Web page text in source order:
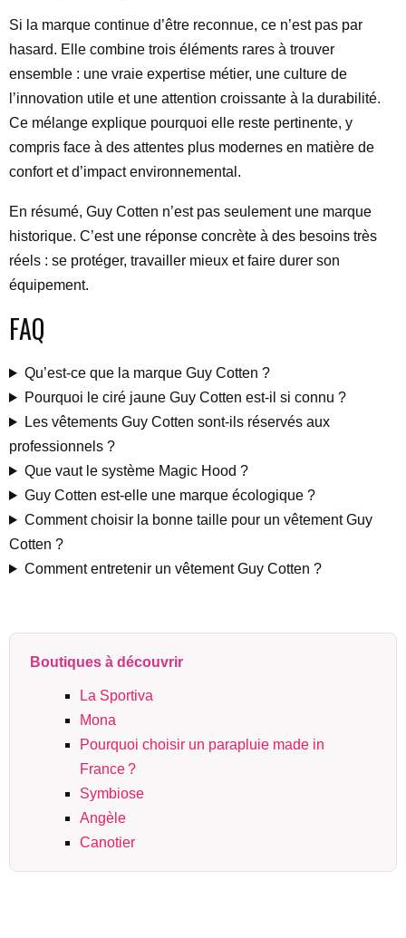
Si la marque continue d’être reconnue, ce n’est pas par
hasard. Elle combine trois éléments rares à trouver
ensemble : une vraie expertise métier, une culture de
l’innovation utile et une attention croissante à la durabilité.
Ce mélange explique pourquoi elle reste pertinente, y
compris face à des attentes plus modernes en matière de
confort et d’impact environnemental.
En résumé, Guy Cotten n’est pas seulement une marque
historique. C’est une réponse concrète à des besoins très
réels : se protéger, travailler mieux et faire durer son
équipement.
FAQ
Qu’est-ce que la marque Guy Cotten ?
Pourquoi le ciré jaune Guy Cotten est-il si connu ?
Les vêtements Guy Cotten sont-ils réservés aux
professionnels ?
Que vaut le système Magic Hood ?
Guy Cotten est-elle une marque écologique ?
Comment choisir la bonne taille pour un vêtement Guy
Cotten ?
Comment entretenir un vêtement Guy Cotten ?
Boutiques à découvrir
La Sportiva
Mona
Pourquoi choisir un parapluie made in
France ?
Symbiose
Angèle
Canotier